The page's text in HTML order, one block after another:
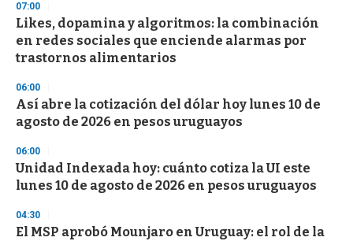
d
s
o
f
3
s
e
c
o
d
s
07:00
Likes, dopamina y algoritmos: la combinación
en redes sociales que enciende alarmas por
trastornos alimentarios
06:00
Así abre la cotización del dólar hoy lunes 10 de
agosto de 2026 en pesos uruguayos
06:00
Unidad Indexada hoy: cuánto cotiza la UI este
lunes 10 de agosto de 2026 en pesos uruguayos
04:30
El MSP aprobó Mounjaro en Uruguay: el rol de la